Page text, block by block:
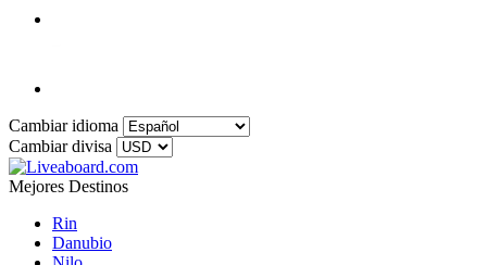
Cambiar idioma
Cambiar divisa
Mejores Destinos
Rin
Danubio